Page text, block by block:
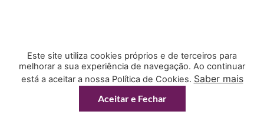
Este site utiliza cookies próprios e de terceiros para
melhorar a sua experiência de navegação. Ao continuar
está a aceitar a nossa Política de Cookies. Saber mais
Aceitar e Fechar